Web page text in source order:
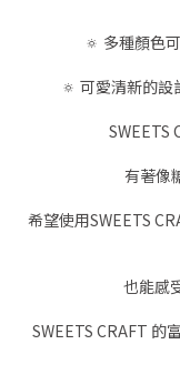
🔅 多種顏色
🔅 可愛清新的
SWEETS
有著像
希望使用SWEETS
也能感
SWEETS CRAFT 的